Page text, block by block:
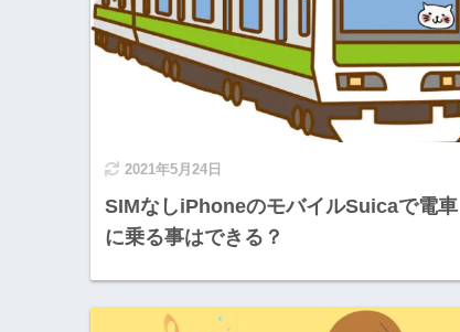
2021年5月24日
SIMなしiPhoneのモバイルSuicaで電車
に乗る事はできる？